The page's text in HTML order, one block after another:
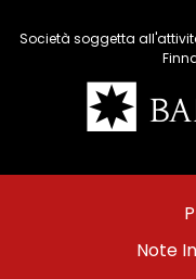
Società soggetta
Note